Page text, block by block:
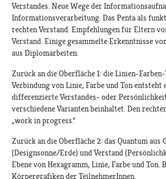
Verstandes. Neue Wege der
Informationsverarbeitung. Das Penta als
rechten Verstand. Empfehlungen für Eltern
Verstand. Einige gesammelte Erkenntnisse
aus Diplomarbeiten.
Zurück an die Oberfläche 1: die Linien-
Verbindung von Linie, Farbe und Ton entsteht
differenzierte Verstandes- oder
verschiedene Varianten beinhaltet. Den
„work in progress.“
Zurück an die Oberfläche 2: das Quantum aus
(Designsonne/Erde) und Verstand
Ebene von Hexagramm, Linie, Farbe und Ton.
Körpergrafiken der TeilnehmerInnen.